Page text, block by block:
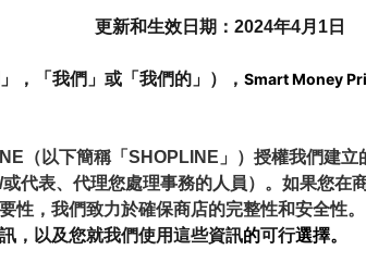
更新和生效日期：2024年4月1日
，「我們」或「我們的」）， Smart Money
（以下簡稱「SHOPLINE」）授權我們建
代表、代理您處理事務的人員）。如果您在
性，我們致力於確保商店的完整性和安全性。
，以及您就我們使用這些資訊的可行選擇。